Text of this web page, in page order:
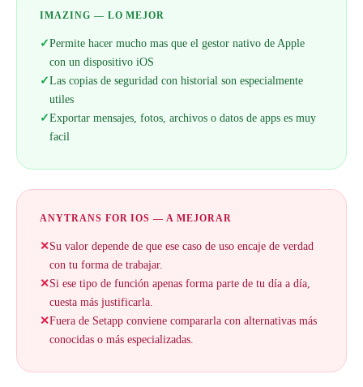
IMAZING — LO MEJOR
✓Permite hacer mucho mas que el gestor nativo de Apple
con un dispositivo iOS
✓Las copias de seguridad con historial son especialmente
utiles
✓Exportar mensajes, fotos, archivos o datos de apps es muy
facil
ANYTRANS FOR IOS — A MEJORAR
✕Su valor depende de que ese caso de uso encaje de verdad
con tu forma de trabajar.
✕Si ese tipo de función apenas forma parte de tu día a día,
cuesta más justificarla.
✕Fuera de Setapp conviene compararla con alternativas más
conocidas o más especializadas.